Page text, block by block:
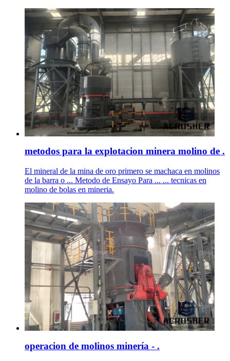
metodos para la explotacion minera molino de .
El mineral de la mina de oro primero se machaca en molinos
de la barra o ... Metodo de Ensayo Para ... ... tecnicas en
molino de bolas en mineria.
operacion de molinos minería - .